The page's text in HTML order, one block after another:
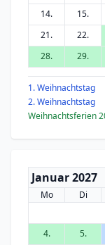
14.
15.
21.
22.
28.
29.
1. Weihnachtstag
2. Weihnachtstag
Weihnachtsferien
Januar 2027
Mo Di
4.
5.